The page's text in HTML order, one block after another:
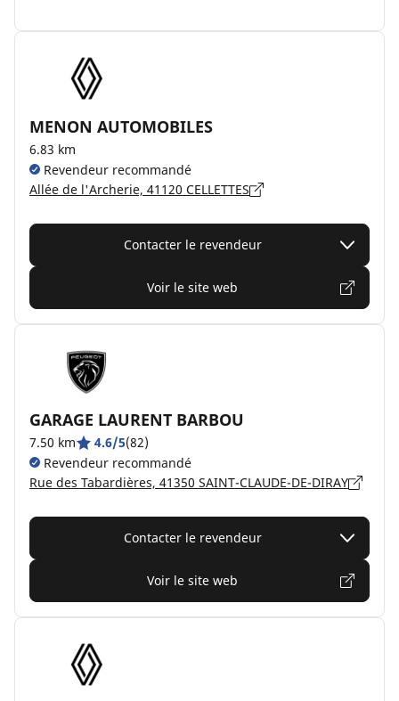
MENON AUTOMOBILES
6.83 km
Revendeur recommandé
Allée de l'Archerie, 41120 CELLETTES
Contacter le revendeur
Voir le site web
GARAGE LAURENT BARBOU
7.50 km 4.6/5(82)
Revendeur recommandé
Rue des Tabardières, 41350 SAINT-CLAUDE-DE-DIRAY
Contacter le revendeur
Voir le site web